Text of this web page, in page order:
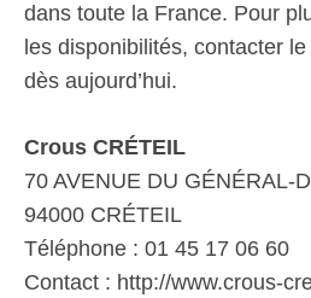
dans toute la France. Pour
les disponibilités, contacter
dès aujourd’hui.
Crous CRÉTEIL
70 AVENUE DU GÉNÉRAL-
94000 CRÉTEIL
Téléphone : 01 45 17 06 60
Contact : http://www.crous-